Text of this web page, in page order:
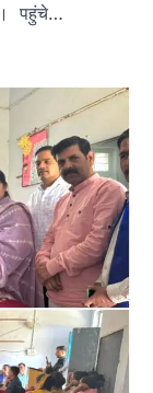
पहुंचे…
से लेकर
को घेरा
रैली को संबोधित करते
पर कथित
में आक्रोश,
प्रशासन को